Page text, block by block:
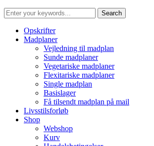
Opskrifter
Madplaner
Vejledning til madplan
Sunde madplaner
Vegetariske madplaner
Flexitariske madplaner
Single madplan
Basislager
Få tilsendt madplan på mail
Livsstilsforløb
Shop
Webshop
Kurv